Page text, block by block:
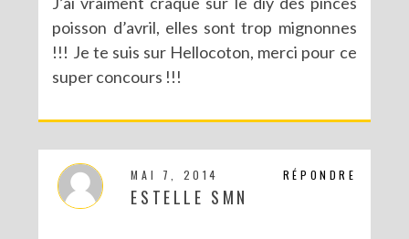
poisson d’avril, elles sont trop mignonnes
!!! Je te suis sur Hellocoton, merci pour ce
super concours !!!
RÉPONDRE
MAI 7, 2014
ESTELLE SMN